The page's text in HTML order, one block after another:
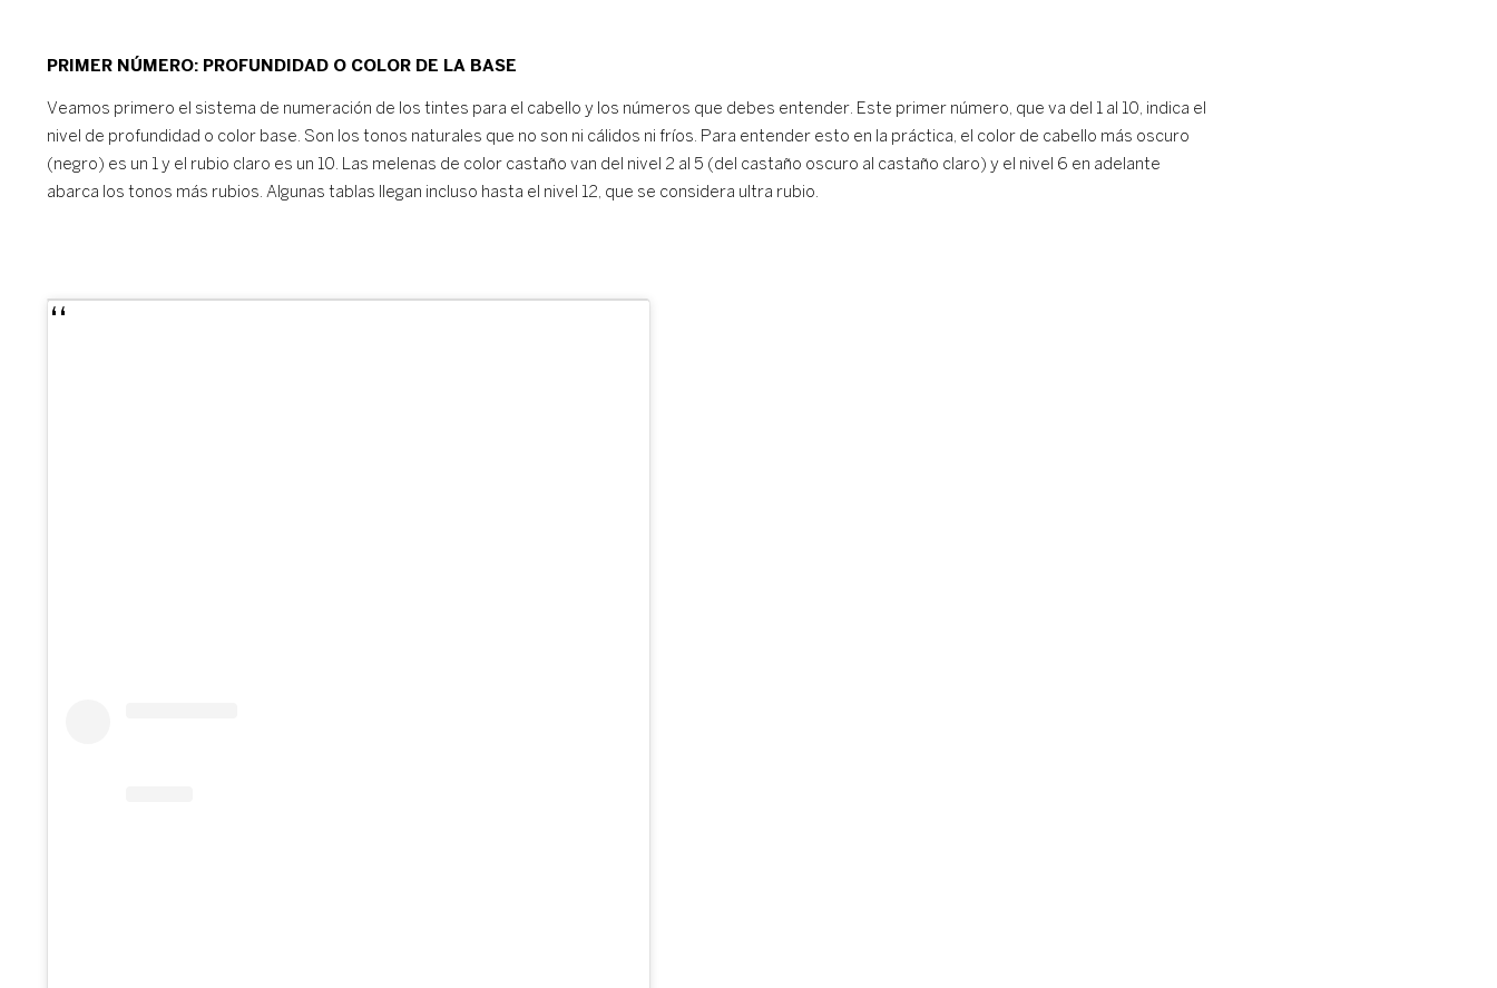
PRIMER NÚMERO: PROFUNDIDAD O COLOR DE LA BASE
Veamos primero el sistema de numeración de los tintes para el cabello y los números que debes entender. Este primer número, que va del 1 al 10, indica el
nivel de profundidad o color base. Son los tonos naturales que no son ni cálidos ni fríos. Para entender esto en la práctica, el color de cabello más oscuro
(negro) es un 1 y el rubio claro es un 10. Las melenas de color castaño van del nivel 2 al 5 (del castaño oscuro al castaño claro) y el nivel 6 en adelante
abarca los tonos más rubios. Algunas tablas llegan incluso hasta el nivel 12, que se considera ultra rubio.